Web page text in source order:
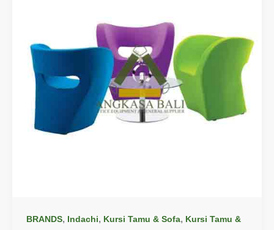
BRANDS, Indachi, Kursi Tamu & Sofa, Kursi Tamu &